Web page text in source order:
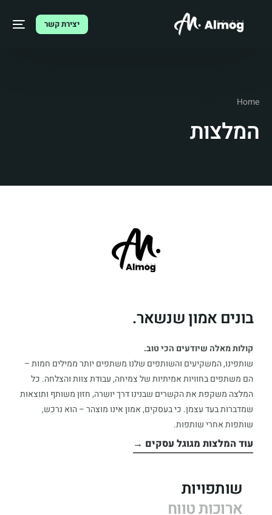
יצירת קשר
Home
המלצות
בונים אמון שנשאר.
קולות מאלה שיודעים הכי טוב.
שותפינו, המשקיעים והשותפים שלנו משתפים יותר ממילים חמות –
הם משתפים בחוויות אמיתיות של צמיחה, עבודת צוות והצלחה. כל
המלצה משקפת את הקשרים שבנינו דרך יושרה, חזון משותף ותוצאות
שמדברות בעד עצמן. כי בעסקים, אמון אינו מוצהר – הוא נרכש,
שותפות אחרי שותפות.
עוד המלצות מגוגל עסקים →
שותפויות
ארוכות טווח